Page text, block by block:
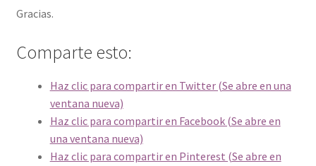
Gracias.
Comparte esto:
Haz clic para compartir en Twitter (Se abre en una
ventana nueva)
Haz clic para compartir en Facebook (Se abre en
una ventana nueva)
Haz clic para compartir en Pinterest (Se abre en